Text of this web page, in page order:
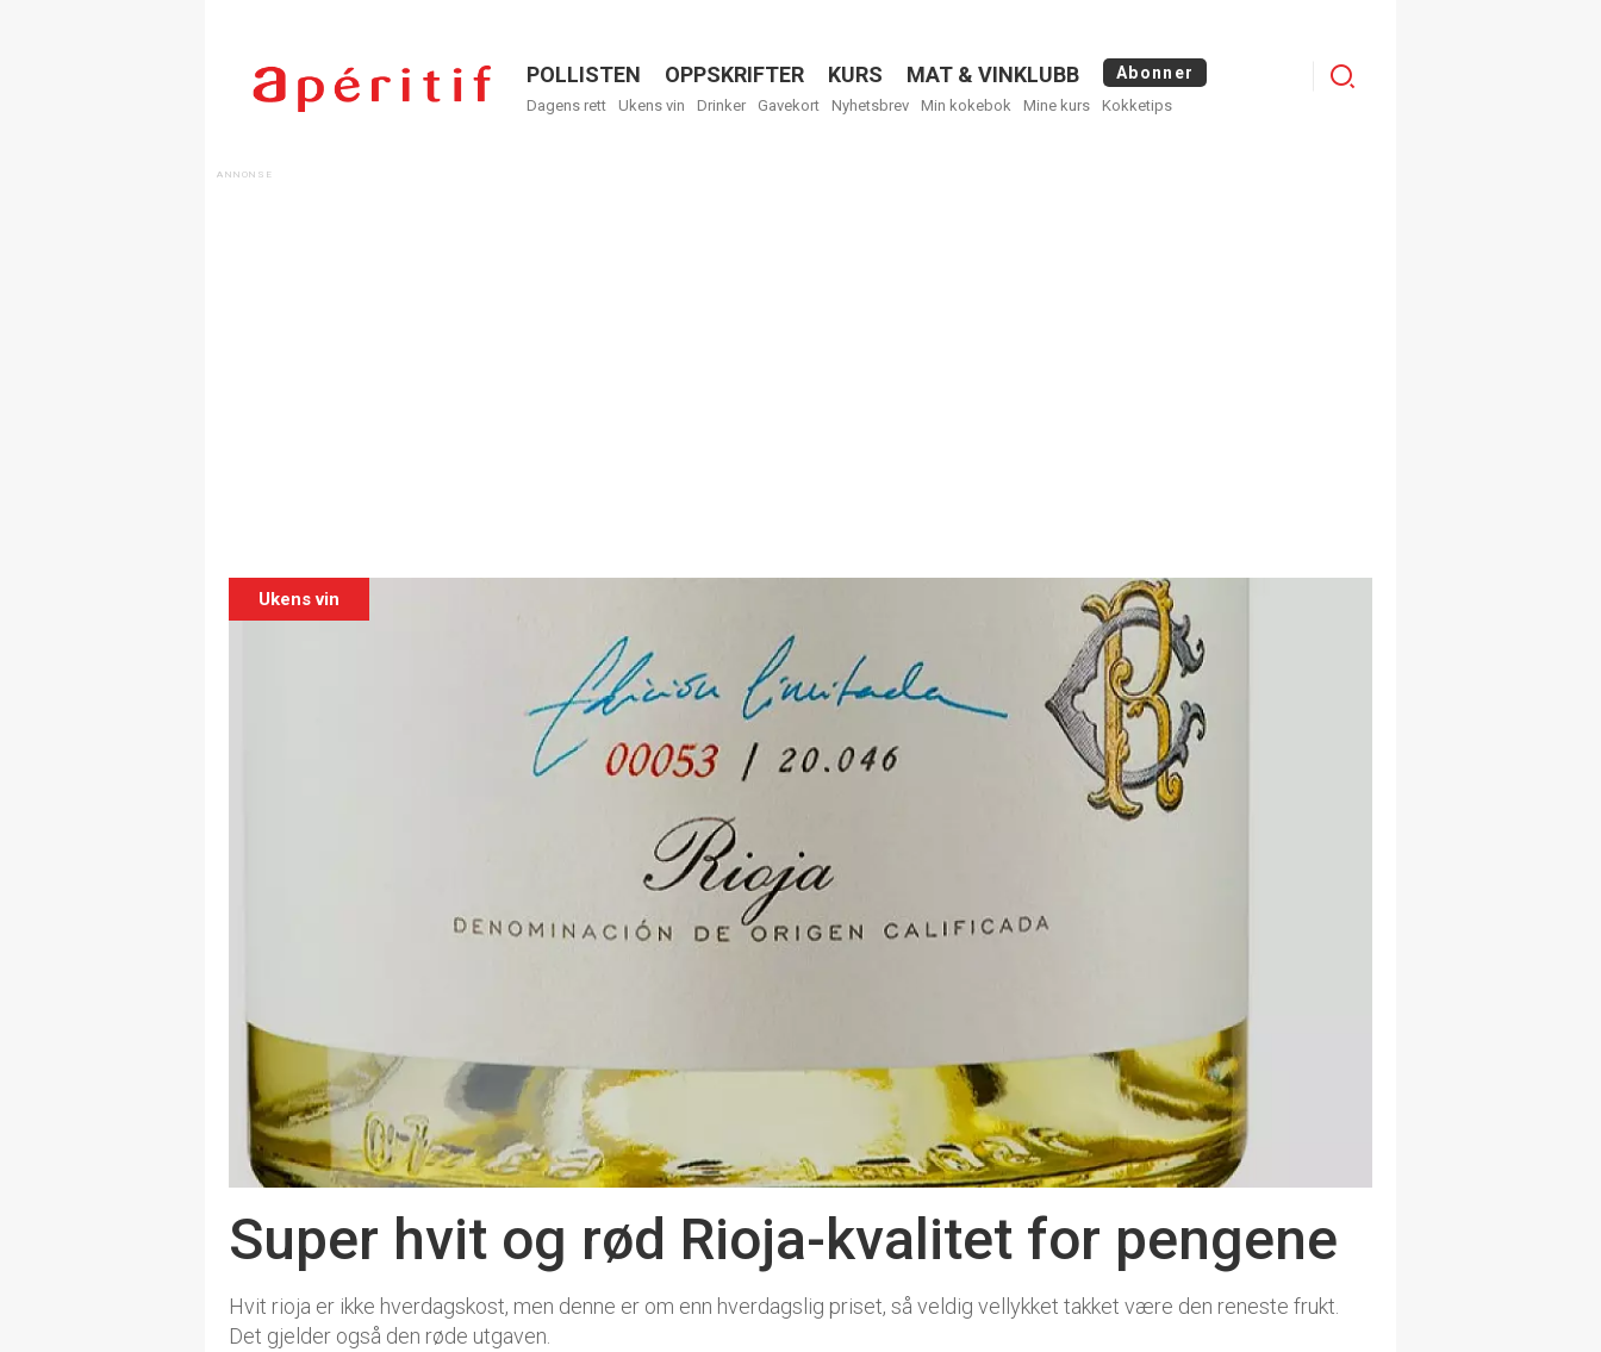
Menu
POLLISTEN OPPSKRIFTER KURS MAT & VINKLUBB Abonner
Dagens rett Ukens vin Drinker Gavekort Nyhetsbrev Min kokebok Mine kurs Kokketips
Logg
Ukens vin
Super hvit og rød Rioja-kvalitet for pengene
Hvit rioja er ikke hverdagskost, men denne er om enn hverdagslig priset, så veldig vellykket takket være den reneste frukt.
Det gjelder også den røde utgaven.